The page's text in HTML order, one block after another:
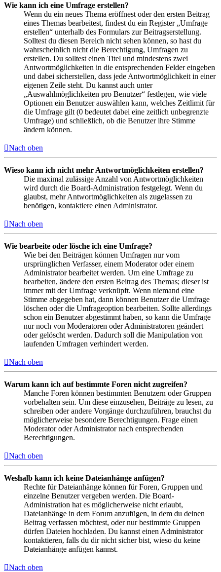
Wie kann ich eine Umfrage erstellen?
Wenn du ein neues Thema eröffnest oder den ersten Beitrag
eines Themas bearbeitest, findest du ein Register „Umfrage
erstellen“ unterhalb des Formulars zur Beitragserstellung.
Solltest du diesen Bereich nicht sehen können, so hast du
wahrscheinlich nicht die Berechtigung, Umfragen zu
erstellen. Du solltest einen Titel und mindestens zwei
Antwortmöglichkeiten in die entsprechenden Felder eingeben
und dabei sicherstellen, dass jede Antwortmöglichkeit in einer
eigenen Zeile steht. Du kannst auch unter
„Auswahlmöglichkeiten pro Benutzer“ festlegen, wie viele
Optionen ein Benutzer auswählen kann, welches Zeitlimit für
die Umfrage gilt (0 bedeutet dabei eine zeitlich unbegrenzte
Umfrage) und schließlich, ob die Benutzer ihre Stimme
ändern können.
Nach oben
Wieso kann ich nicht mehr Antwortmöglichkeiten erstellen?
Die maximal zulässige Anzahl von Antwortmöglichkeiten
wird durch die Board-Administration festgelegt. Wenn du
glaubst, mehr Antwortmöglichkeiten als zugelassen zu
benötigen, kontaktiere einen Administrator.
Nach oben
Wie bearbeite oder lösche ich eine Umfrage?
Wie bei den Beiträgen können Umfragen nur vom
ursprünglichen Verfasser, einem Moderator oder einem
Administrator bearbeitet werden. Um eine Umfrage zu
bearbeiten, ändere den ersten Beitrag des Themas; dieser ist
immer mit der Umfrage verknüpft. Wenn niemand eine
Stimme abgegeben hat, dann können Benutzer die Umfrage
löschen oder die Umfrageoption bearbeiten. Sollte allerdings
schon ein Benutzer abgestimmt haben, so kann die Umfrage
nur noch von Moderatoren oder Administratoren geändert
oder gelöscht werden. Dadurch soll die Manipulation von
laufenden Umfragen verhindert werden.
Nach oben
Warum kann ich auf bestimmte Foren nicht zugreifen?
Manche Foren können bestimmten Benutzern oder Gruppen
vorbehalten sein. Um diese einzusehen, Beiträge zu lesen, zu
schreiben oder andere Vorgänge durchzuführen, brauchst du
möglicherweise besondere Berechtigungen. Frage einen
Moderator oder Administrator nach entsprechenden
Berechtigungen.
Nach oben
Weshalb kann ich keine Dateianhänge anfügen?
Rechte für Dateianhänge können für Foren, Gruppen und
einzelne Benutzer vergeben werden. Die Board-
Administration hat es möglicherweise nicht erlaubt,
Dateianhänge in dem Forum anzufügen, in dem du deinen
Beitrag verfassen möchtest, oder nur bestimmte Gruppen
dürfen Dateien hochladen. Du kannst einen Administrator
kontaktieren, falls du dir nicht sicher bist, wieso du keine
Dateianhänge anfügen kannst.
Nach oben